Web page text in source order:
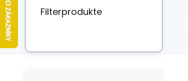
Filterprodukte